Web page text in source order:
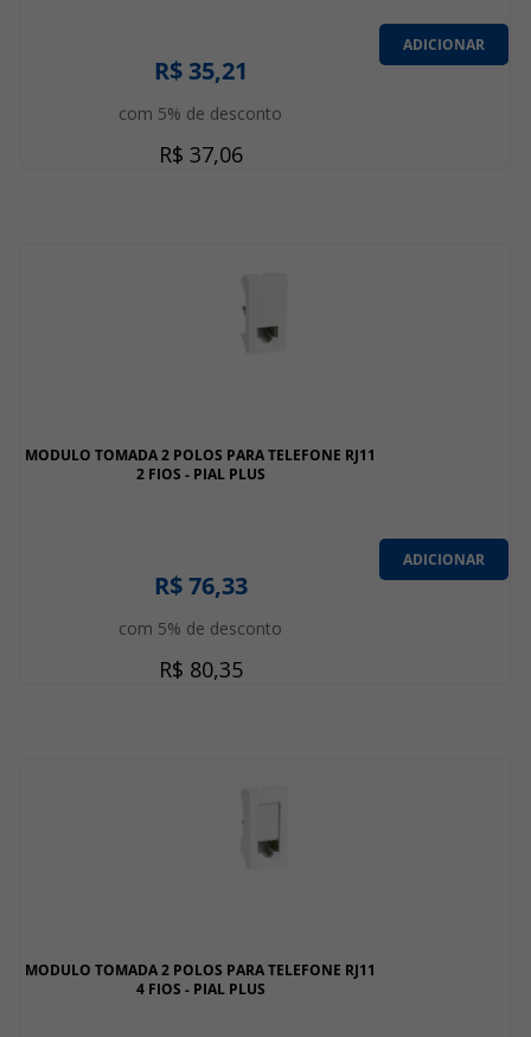
R$ 35,21
com 5% de desconto
R$ 37,06
ADICIONAR
MODULO TOMADA 2 POLOS PARA TELEFONE RJ11
2 FIOS - PIAL PLUS
R$ 76,33
com 5% de desconto
R$ 80,35
ADICIONAR
MODULO TOMADA 2 POLOS PARA TELEFONE RJ11
4 FIOS - PIAL PLUS